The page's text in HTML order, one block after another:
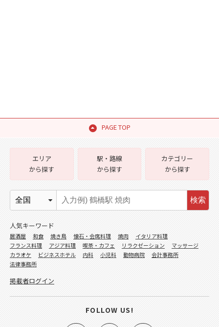
PAGE TOP
エリア
から探す
駅・路線
から探す
カテゴリー
から探す
検索
人気キーワード
居酒屋 和食 焼き鳥 懐石・会席料理 焼肉
イタリア料理
フランス料理
アジア料理 喫茶・カフェ リラクゼーション
マッサージ
カラオケ
ビジネスホテル 内科 小児科 動物病院
会計事務所
法律事務所
掲載者ログイン
FOLLOW US!